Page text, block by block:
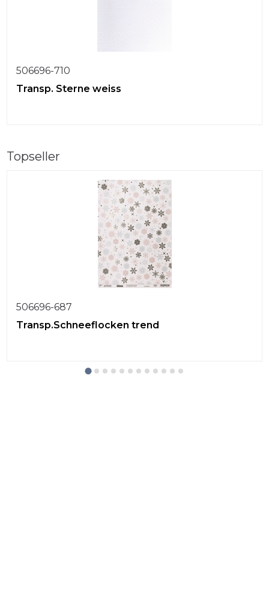
506696-710
Transp. Sterne weiss
Topseller
506696-687
Transp.Schneeflocken trend